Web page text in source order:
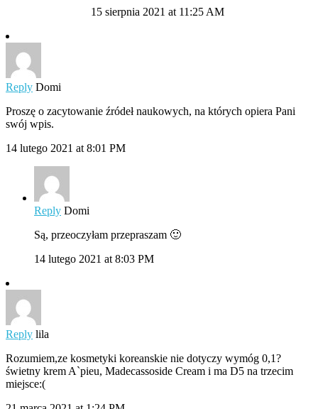
15 sierpnia 2021 at 11:25 AM
Reply Domi
Proszę o zacytowanie źródeł naukowych, na których opiera Pani
swój wpis.
14 lutego 2021 at 8:01 PM
Reply Domi
Są, przeoczyłam przepraszam 🙂
14 lutego 2021 at 8:03 PM
Reply lila
Rozumiem,ze kosmetyki koreanskie nie dotyczy wymóg 0,1?
świetny krem A`pieu, Madecassoside Cream i ma D5 na trzecim
miejsce:(